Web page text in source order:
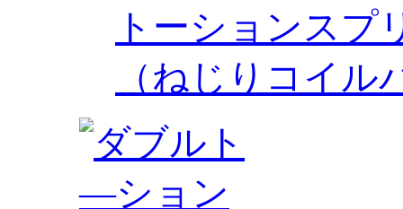
トーションスプ
（ねじりコイル